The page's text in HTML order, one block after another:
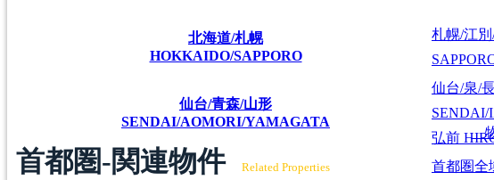
北海道/札幌
HOKKAIDO/SAPPORO
札幌/江
仙台/青森/山形
SENDAI/AOMORI/YAMAGATA
仙台/泉/
弘前
首都圏全
物
首都圏-関連物件 Related Properties